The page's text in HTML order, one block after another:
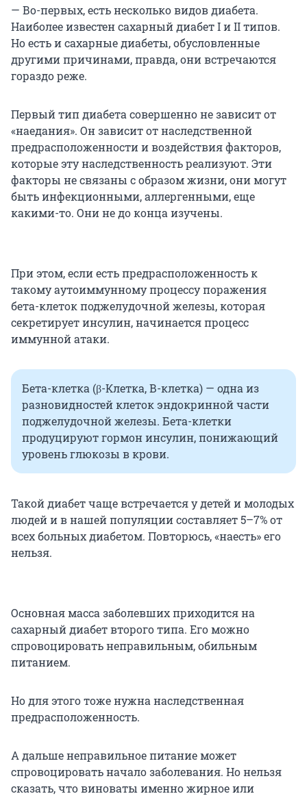
— Во-первых, есть несколько видов диабета.
Наиболее известен сахарный диабет I и II типов.
Но есть и сахарные диабеты, обусловленные
другими причинами, правда, они встречаются
гораздо реже.
Первый тип диабета совершенно не зависит от
«наедания». Он зависит от наследственной
предрасположенности и воздействия факторов,
которые эту наследственность реализуют. Эти
факторы не связаны с образом жизни, они могут
быть инфекционными, аллергенными, еще
какими-то. Они не до конца изучены.
При этом, если есть предрасположенность к
такому аутоиммунному процессу поражения
бета-клеток поджелудочной железы, которая
секретирует инсулин, начинается процесс
иммунной атаки.
Бета-клетка (β-Клетка, В-клетка) — одна из
разновидностей клеток эндокринной части
поджелудочной железы. Бета-клетки
продуцируют гормон инсулин, понижающий
уровень глюкозы в крови.
Такой диабет чаще встречается у детей и молодых
людей и в нашей популяции составляет 5–7% от
всех больных диабетом. Повторюсь, «наесть» его
нельзя.
Основная масса заболевших приходится на
сахарный диабет второго типа. Его можно
спровоцировать неправильным, обильным
питанием.
Но для этого тоже нужна наследственная
предрасположенность.
А дальше неправильное питание может
спровоцировать начало заболевания. Но нельзя
сказать, что виноваты именно жирное или